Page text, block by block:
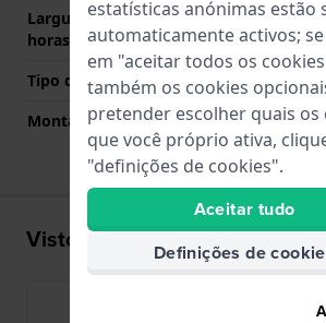
Largura de banda lado 6
horas (mm)
125 mm
Tipo de montagem
Pinos de
Montagem Reta
Sim
Visto recentemente
estatísticas anónimas estão
automaticamente activos;
em "aceitar todos os
também os cookies
pretender escolher quais os
que você próprio ativa,
"definições de cookies".
Aceitar tudo
Definições de